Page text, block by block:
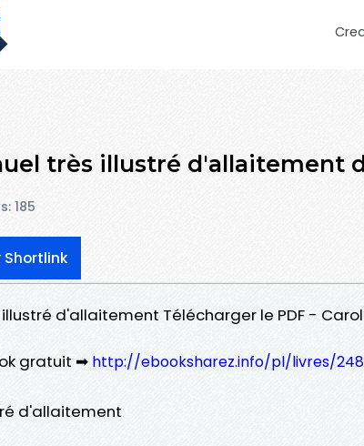
très illustré d'allaitement
185
Shortlink
illustré d'allaitement Télécharger le PDF -
gratuit ➡ http://ebooksharez.info/pl/livres/
d'allaitement